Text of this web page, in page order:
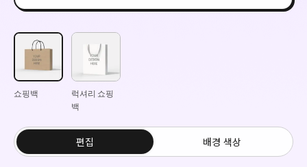
쇼핑백
럭셔리 쇼핑
백
편집 배경 색상